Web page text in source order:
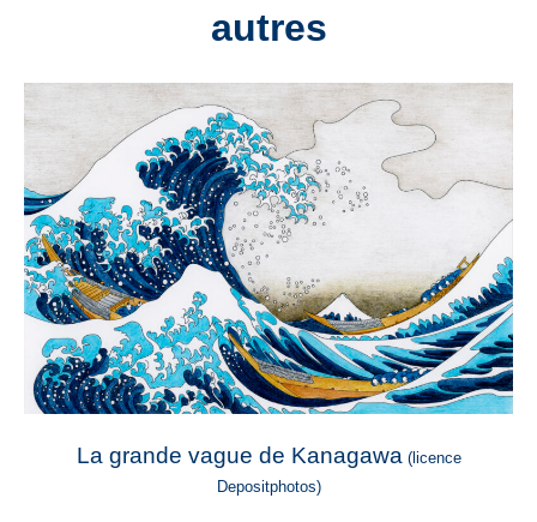
autres
La grande vague de Kanagawa (licence
Depositphotos)